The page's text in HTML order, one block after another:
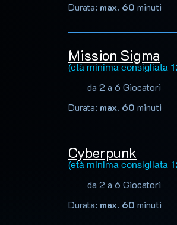
Durata: max. 60 minuti
Mission Sigma
(età minima consigliata
da 2 a 6 Giocatori
Durata: max. 60 minuti
Cyberpunk
(età minima consigliata
da 2 a 6 Giocatori
Durata: max. 60 minuti